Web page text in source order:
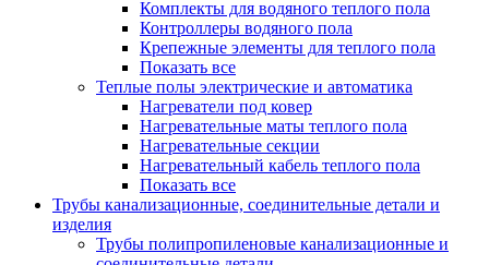
Комплекты для водяного теплого пола
Контроллеры водяного пола
Крепежные элементы для теплого пола
Показать все
Теплые полы электрические и автоматика
Нагреватели под ковер
Нагревательные маты теплого пола
Нагревательные секции
Нагревательный кабель теплого пола
Показать все
Трубы канализационные, соединительные детали и
изделия
Трубы полипропиленовые канализационные и